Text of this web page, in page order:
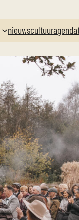
nieuwscultuuragenda